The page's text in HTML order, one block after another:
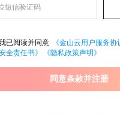
已阅读并同意
《金山云用户服务协
全责任书》
《隐私政策声明》
同意条款并注册